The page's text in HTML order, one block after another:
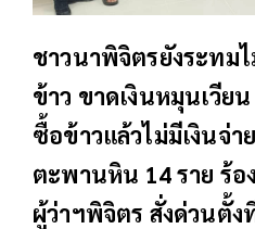
ชาวนาพิจิตรยังระทม
ข้าว ขาดเงินหมุนเวีย
ซื้อข้าวแล้วไม่มีเงินจ่า
ตะพานหิน 14 ราย ร้อ
ผู้ว่าฯพิจิตร สั่งด่วนตั้ง